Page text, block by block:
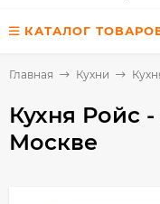
КАТАЛОГ
Главная Кухни
Кухня Ройс
Москве